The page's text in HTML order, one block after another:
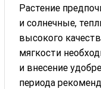
Растение
и солнечные,
высокого
мягкости
и внесение
периода